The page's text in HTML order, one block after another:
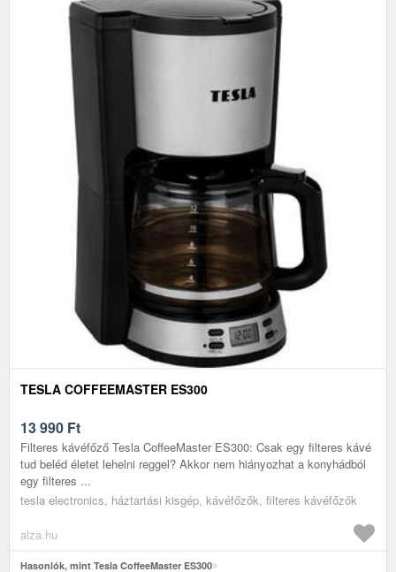
TESLA COFFEEMASTER ES300
13 990 Ft
Filteres kávéfőző Tesla CoffeeMaster ES300: Csak egy filteres kávé
tud beléd életet lehelni reggel? Akkor nem hiányozhat a konyhádból
egy filteres ...
tesla electronics, háztartási kisgép, kávéfőzők, filteres kávéfőzők
alza.hu
Hasonlók, mint Tesla CoffeeMaster ES300